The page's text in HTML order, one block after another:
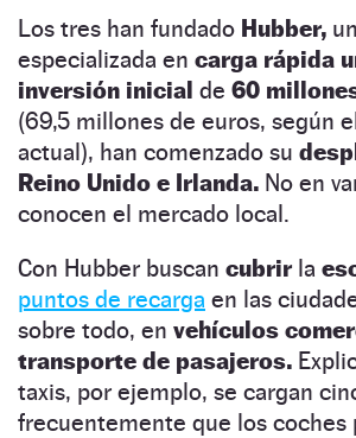
Los tres han fundado Hubber,
especializada en carga rápida
inversión inicial de 60
(69,5 millones de euros, según
actual), han comenzado su
Reino Unido e Irlanda. No en
conocen el mercado local.
Con Hubber buscan cubrir la
puntos de recarga en las
sobre todo, en vehículos
transporte de pasajeros.
taxis, por ejemplo, se cargan
frecuentemente que los coches